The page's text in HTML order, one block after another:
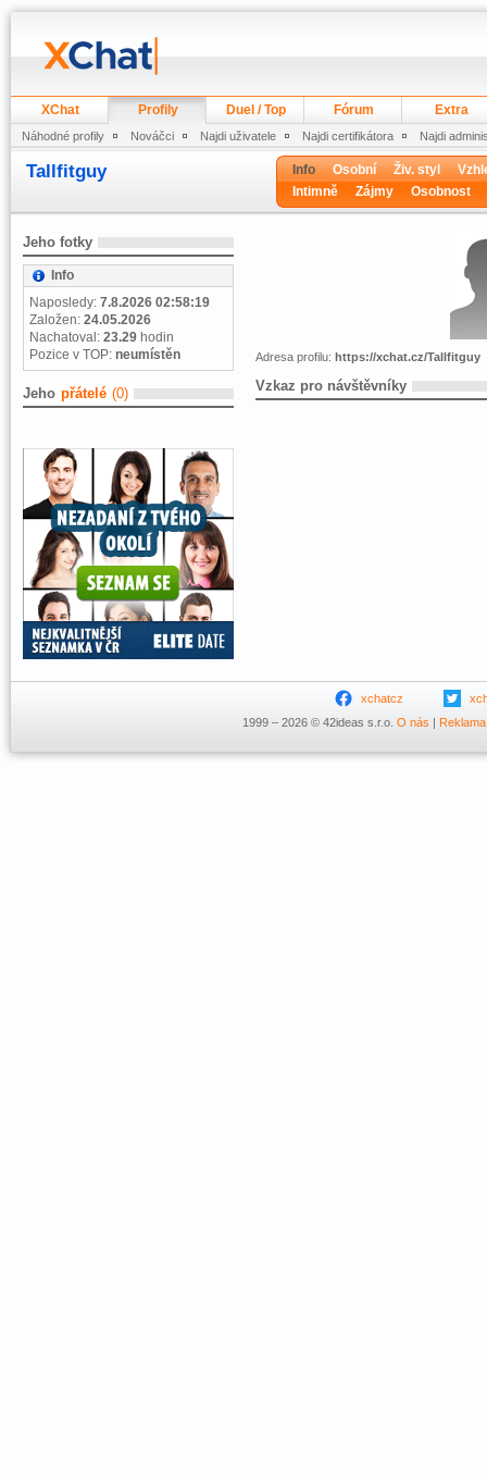
XChat Profily Duel / Top Fórum Extra
Náhodné profily Nováčci Najdi uživatele Najdi certifikátora Najdi
Tallfitguy Info Osobní Živ. styl
Intimně
Zájmy Osobnost
Jeho fotky
Info
Naposledy: 7.8.2026 02:58:19
Založen: 24.05.2026
Nachatoval: 23.29 hodin
Pozice v TOP: neumístěn
Jeho přátelé (0)
Adresa profilu: https://xchat.cz/Tallfitguy
Vzkaz pro návštěvníky
xchatcz
1999 – 2026 © 42ideas s.r.o. O nás | Reklama